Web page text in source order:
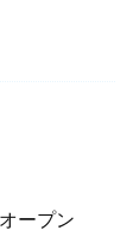
ープン